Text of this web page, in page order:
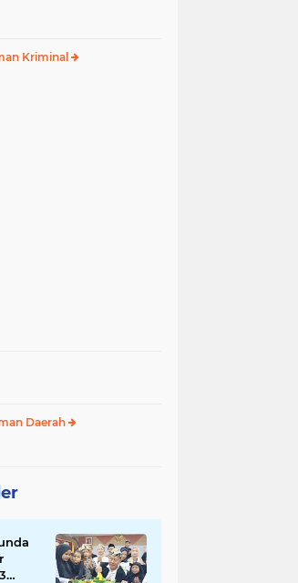
Kriminal
Daerah